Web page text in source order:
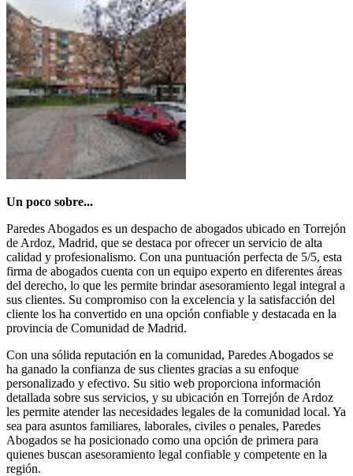
Un poco sobre...
Paredes Abogados es un despacho de abogados ubicado en Torrejón
de Ardoz, Madrid, que se destaca por ofrecer un servicio de alta
calidad y profesionalismo. Con una puntuación perfecta de 5/5, esta
firma de abogados cuenta con un equipo experto en diferentes áreas
del derecho, lo que les permite brindar asesoramiento legal integral a
sus clientes. Su compromiso con la excelencia y la satisfacción del
cliente los ha convertido en una opción confiable y destacada en la
provincia de Comunidad de Madrid.
Con una sólida reputación en la comunidad, Paredes Abogados se
ha ganado la confianza de sus clientes gracias a su enfoque
personalizado y efectivo. Su sitio web proporciona información
detallada sobre sus servicios, y su ubicación en Torrejón de Ardoz
les permite atender las necesidades legales de la comunidad local. Ya
sea para asuntos familiares, laborales, civiles o penales, Paredes
Abogados se ha posicionado como una opción de primera para
quienes buscan asesoramiento legal confiable y competente en la
región.